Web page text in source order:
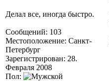
Делал все, иногда быстро.
Сообщений: 103
Местоположение: Санкт-
Петербург
Зарегистрирован: 28.
Февраля 2008
Пол: